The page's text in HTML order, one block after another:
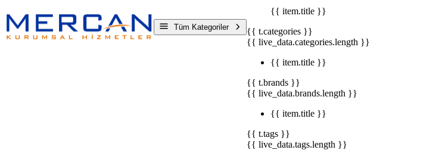
Tüm Kategoriler
{{ item.title }}
{{ t.categories }}
{{ live_data.categories.length }}
{{ item.title }}
{{ t.brands }}
{{ live_data.brands.length }}
{{ item.title }}
{{ t.tags }}
{{ live_data.tags.length }}